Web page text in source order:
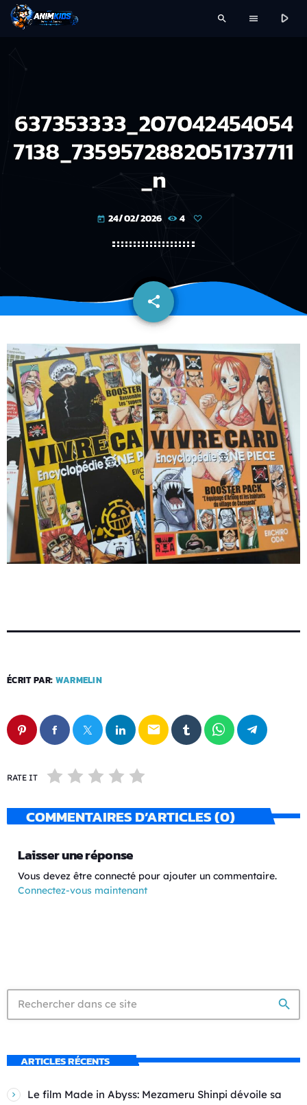
search menu play_arrow
637353333_207042454054
7138_7359572882051737711
_n
today 24/02/2026 4
share
email
ÉCRIT PAR: WARMELIN
email
RATE IT
COMMENTAIRES D’ARTICLES (0)
Laisser une réponse
Vous devez être connecté pour ajouter un commentaire.
Connectez-vous maintenant
search
ARTICLES RÉCENTS
Le film Made in Abyss: Mezameru Shinpi dévoile sa